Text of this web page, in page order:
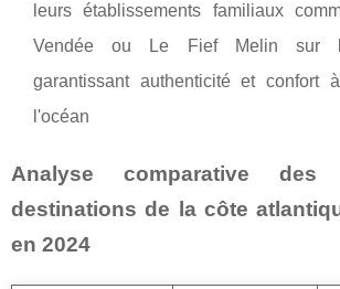
leurs établissements familiaux
Vendée ou Le Fief Melin sur
garantissant authenticité et confort
l'océan
Analyse comparative des
destinations de la côte
en 2024